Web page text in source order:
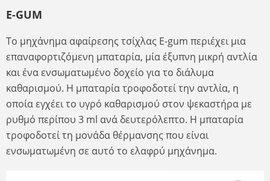
E-GUM
Το μηχάνημα αφαίρεσης τσίχλας E-gum περιέχει μια
επαναφορτιζόμενη μπαταρία, μία έξυπνη μικρή αντλία
και ένα ενσωματωμένο δοχείο για το διάλυμα
καθαρισμού. Η μπαταρία τροφοδοτεί την αντλία, η
οποία εγχέει το υγρό καθαρισμού στον ψεκαστήρα με
ρυθμό περίπου 3 ml ανά δευτερόλεπτο. Η μπαταρία
τροφοδοτεί τη μονάδα θέρμανσης που είναι
ενσωματωμένη σε αυτό το ελαφρύ μηχάνημα.